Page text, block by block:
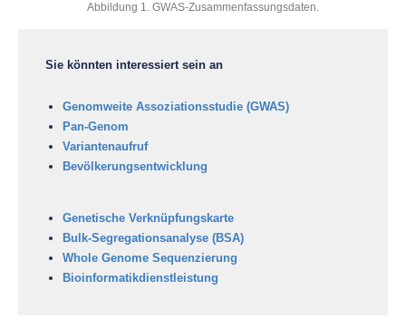
Abbildung 1. GWAS-Zusammenfassungsdaten.
Sie könnten interessiert sein an
Genomweite Assoziationsstudie (GWAS)
Pan-Genom
Variantenaufruf
Bevölkerungsentwicklung
Genetische Verknüpfungskarte
Bulk-Segregationsanalyse (BSA)
Whole Genome Sequenzierung
Bioinformatikdienstleistung